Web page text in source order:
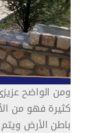
ومن الواضح
كثيرة فهو من
باطن الأرض